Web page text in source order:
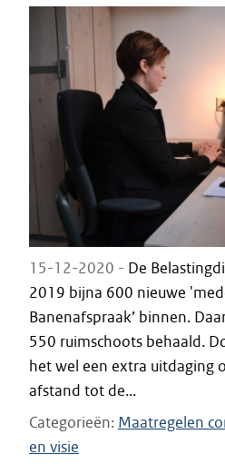
15-12-2020 - De
2019 bijna 600 nieuwe
Banenafspraak’ binnen.
550 ruimschoots behaald.
het wel een extra uitdaging
afstand tot de...
Categorieën Maatregelen
en visie